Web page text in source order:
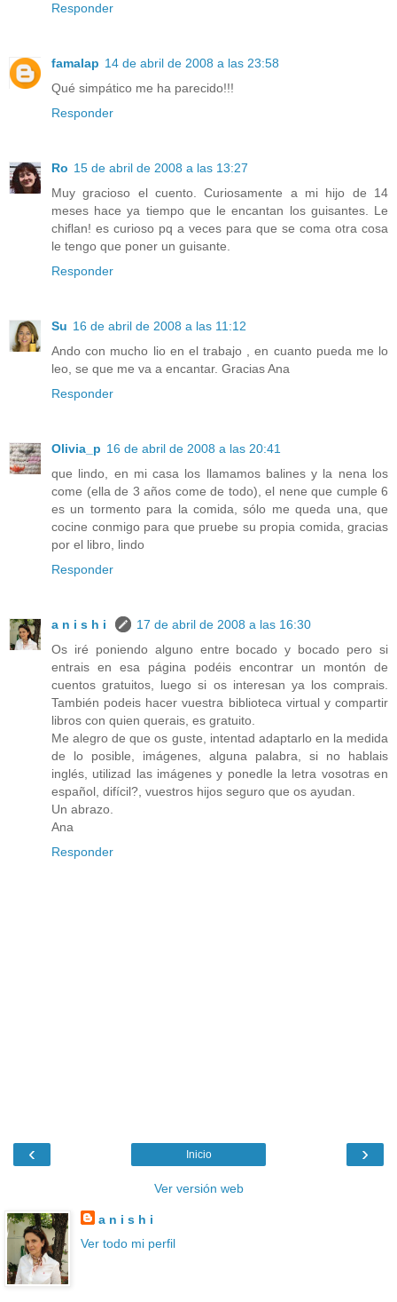
Responder
famalap 14 de abril de 2008 a las 23:58
Qué simpático me ha parecido!!!
Responder
Ro 15 de abril de 2008 a las 13:27
Muy gracioso el cuento. Curiosamente a mi hijo de 14
meses hace ya tiempo que le encantan los guisantes. Le
chiflan! es curioso pq a veces para que se coma otra cosa
le tengo que poner un guisante.
Responder
Su 16 de abril de 2008 a las 11:12
Ando con mucho lio en el trabajo , en cuanto pueda me lo
leo, se que me va a encantar. Gracias Ana
Responder
Olivia_p 16 de abril de 2008 a las 20:41
que lindo, en mi casa los llamamos balines y la nena los
come (ella de 3 años come de todo), el nene que cumple 6
es un tormento para la comida, sólo me queda una, que
cocine conmigo para que pruebe su propia comida, gracias
por el libro, lindo
Responder
a n i s h i
17 de abril de 2008 a las 16:30
Os iré poniendo alguno entre bocado y bocado pero si
entrais en esa página podéis encontrar un montón de
cuentos gratuitos, luego si os interesan ya los comprais.
También podeis hacer vuestra biblioteca virtual y compartir
libros con quien querais, es gratuito.
Me alegro de que os guste, intentad adaptarlo en la medida
de lo posible, imágenes, alguna palabra, si no hablais
inglés, utilizad las imágenes y ponedle la letra vosotras en
español, difícil?, vuestros hijos seguro que os ayudan.
Un abrazo.
Ana
Responder
‹ ›
Inicio
Ver versión web
a n i s h i
Ver todo mi perfil